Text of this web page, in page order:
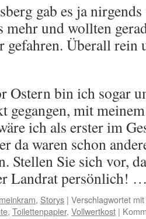
gab es ja
mehr und wollten
gefahren. Überall rein
Ostern bin ich sogar
gegangen, mit
ich als erster im
da waren schon
Stellen Sie sich vor,
Landrat persönlich!
, Storys | Verschlagwortet mit
, Toilettenpapier, Vollwertkost |